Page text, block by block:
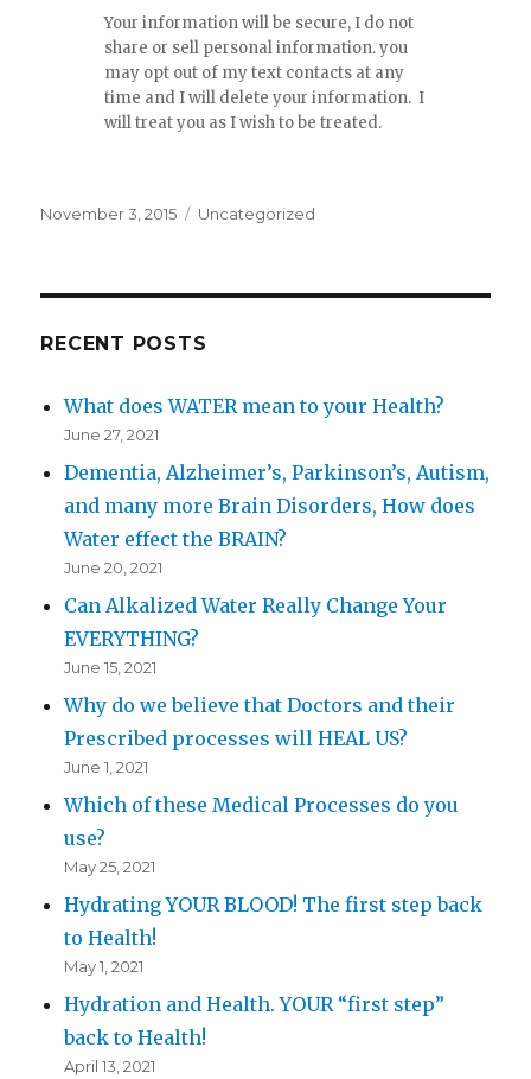
Your information will be secure, I do not
share or sell personal information. you
may opt out of my text contacts at any
time and I will delete your information. I
will treat you as I wish to be treated.
Posted
November 3, 2015 Categories
Uncategorized
RECENT POSTS
What does WATER mean to your Health?
June 27, 2021
Dementia, Alzheimer’s, Parkinson’s, Autism,
and many more Brain Disorders, How does
Water effect the BRAIN?
June 20, 2021
Can Alkalized Water Really Change Your
EVERYTHING?
June 15, 2021
Why do we believe that Doctors and their
Prescribed processes will HEAL US?
June 1, 2021
Which of these Medical Processes do you
use?
May 25, 2021
Hydrating YOUR BLOOD! The first step back
to Health!
May 1, 2021
Hydration and Health. YOUR “first step”
back to Health!
April 13, 2021